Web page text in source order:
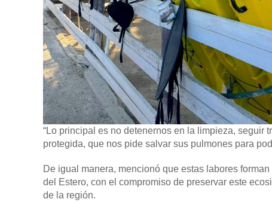
“Lo principal es no detenernos en la limpieza, seguir
protegida, que nos pide salvar sus pulmones para
De igual manera, mencionó que estas labores
del Estero, con el compromiso de preservar este
de la región.